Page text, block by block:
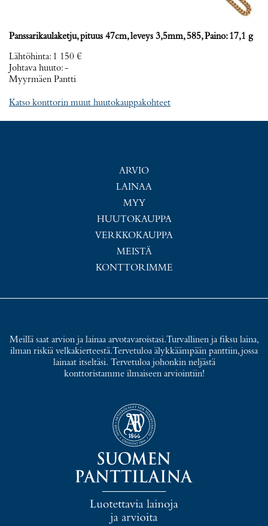
Panssarikaulaketju, pituus 47cm, leveys 3,5mm, 585, Paino: 17,1 g
Lähtöhinta: 1 150 €
Johtava huuto:-
Myyrmäen Pantti
Katso konttorin muut huutokauppakohteet
ARVIO
LAINAA
MYY
HUUTOKAUPPA
VERKKOKAUPPA
MEISTÄ
KONTTORIMME
Meillä saat arvion ja lainaa arvotavaroistasi. Turvallinen ja fiksu laina,
ilman riskiä velkakierteestä. Tervetuloa älykkäämpään panttiin, jossa
lainaat itseltäsi. Tervetuloa johonkin neljästä
konttoristamme ilmaiseen arviointiin!